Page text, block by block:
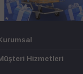
Hizmetleri